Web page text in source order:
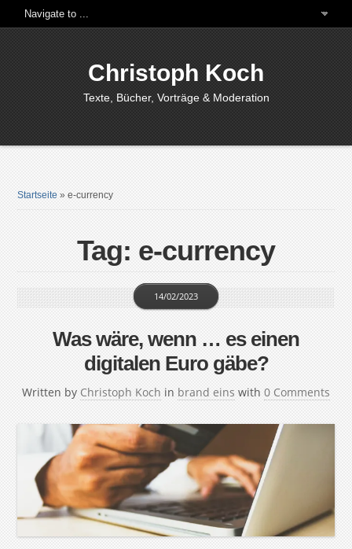
Christoph Koch
Texte, Bücher, Vorträge & Moderation
Startseite »e-currency
Tag: e-currency
Was wäre, wenn … es einen
digitalen Euro gäbe?
Written by Christoph Koch
14/02/2023
in brand eins with 0 Comments